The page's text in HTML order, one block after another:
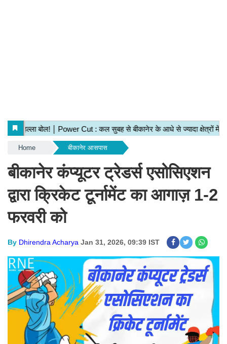
Home बीकानेर आसपास
बीकानेर कंप्यूटर ट्रेडर्स एसोसिएशन
द्वारा क्रिकेट टूर्नामेंट का आगाज़ 1-2
फरवरी को
By Dhirendra Acharya Jan 31, 2026, 09:39 IST